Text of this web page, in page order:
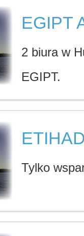
EGIPT
2 biura w
EGIPT.
Tylko